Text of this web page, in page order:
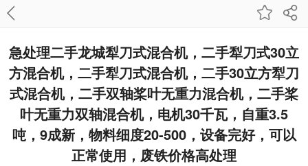
急处理二手龙城犁刀式混合机，二手犁刀式30立
方混合机，二手犁刀式混合机，二手30立方犁刀
式混合机，二手双轴桨叶无重力混合机，二手桨
叶无重力双轴混合机，电机30千瓦，自重3.5
吨，9成新，物料细度20-500，设备完好，可以
正常使用，废铁价格高处理